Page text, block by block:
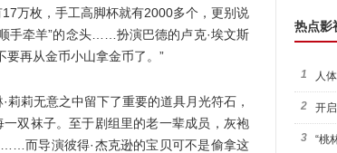
万枚，手工高脚杯就有2000多个，更别说
手牵羊”的念头……扮演巴德的卢克·埃文斯
要再从金币小山拿金币了。”
莉无意之中留下了重要的道具月光符石，
双袜子。至于剧组里的老一辈成员，灰袍
而导演彼得·杰克逊的宝贝可不是偷拿这
热点影
1 人
荒
2 开
3 “桃